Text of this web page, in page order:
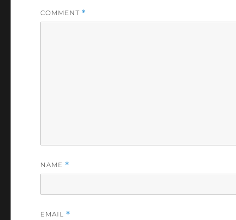
COMMENT *
NAME *
EMAIL *